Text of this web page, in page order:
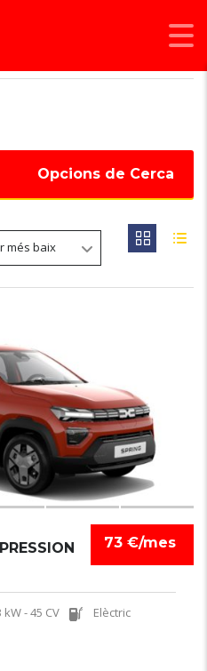
Opcions de Cerca
més baix
73 €/mes
kW - 45 CV Elèctric